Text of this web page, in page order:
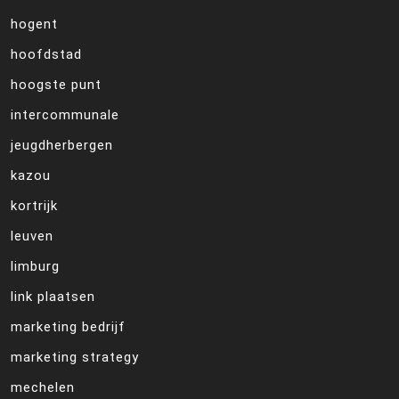
hogent
hoofdstad
hoogste punt
intercommunale
jeugdherbergen
kazou
kortrijk
leuven
limburg
link plaatsen
marketing bedrijf
marketing strategy
mechelen